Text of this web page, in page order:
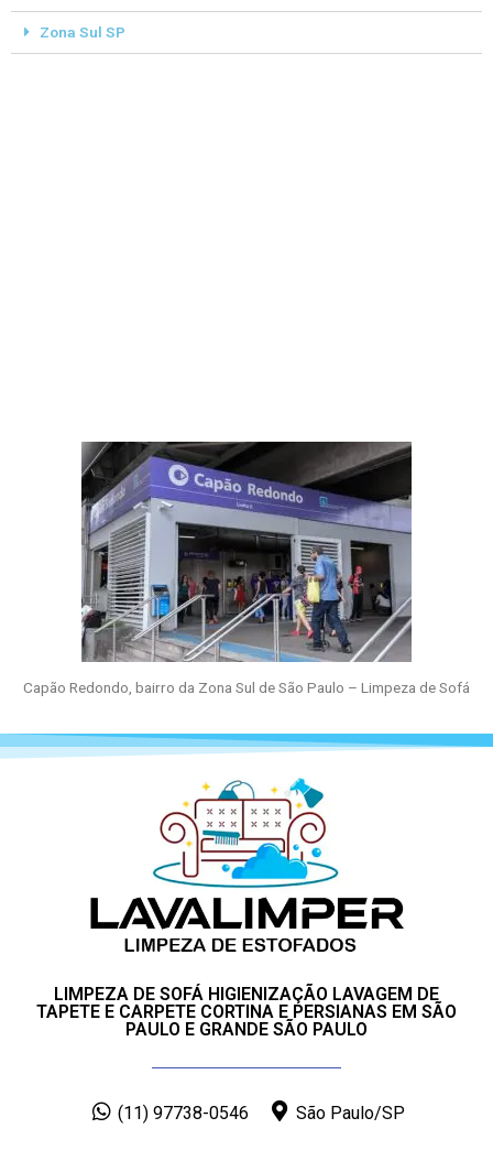
Zona Sul SP
Capão Redondo, bairro da Zona Sul de São Paulo – Limpeza de Sofá
LIMPEZA DE SOFÁ HIGIENIZAÇÃO LAVAGEM DE
TAPETE E CARPETE CORTINA E PERSIANAS EM SÃO
PAULO E GRANDE SÃO PAULO
(11) 97738-0546 São Paulo/SP